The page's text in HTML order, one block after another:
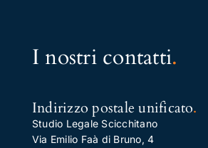
I nostri contatti.
Indirizzo postale unificato.
Studio Legale Scicchitano
Via Emilio Faà di Bruno, 4